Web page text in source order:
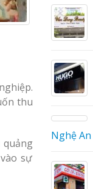
thu
quảng
sự
Rẻ
Nghệ An